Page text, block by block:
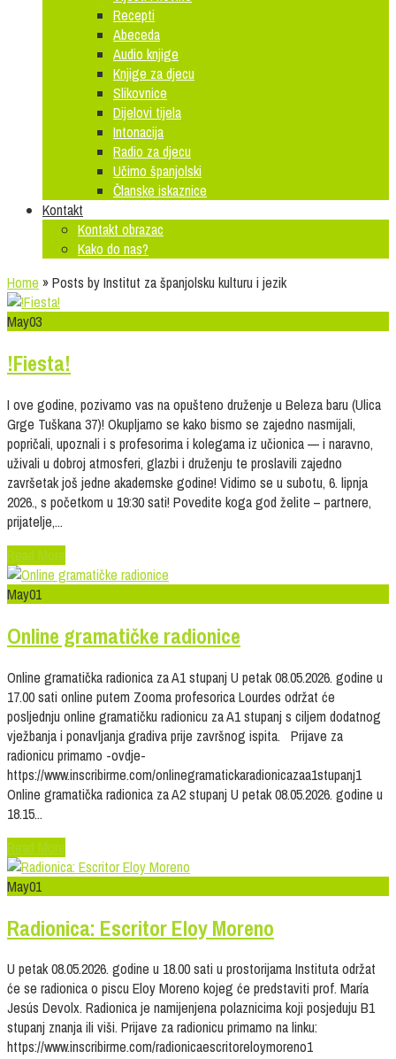
Recepti
Abeceda
Audio knjige
Knjige za djecu
Slikovnice
Dijelovi tijela
Intonacija
Radio za djecu
Učimo španjolski
Članske iskaznice
Kontakt
Kontakt obrazac
Kako do nas?
Home »Posts by Institut za španjolsku kulturu i jezik
May03
!Fiesta!
I ove godine, pozivamo vas na opušteno druženje u Beleza baru (Ulica
Grge Tuškana 37)! Okupljamo se kako bismo se zajedno nasmijali,
popričali, upoznali i s profesorima i kolegama iz učionica — i naravno,
uživali u dobroj atmosferi, glazbi i druženju te proslavili zajedno
završetak još jedne akademske godine! Vidimo se u subotu, 6. lipnja
2026., s početkom u 19:30 sati! Povedite koga god želite – partnere,
prijatelje,...
Read More
May01
Online gramatičke radionice
Online gramatička radionica za A1 stupanj U petak 08.05.2026. godine u
17.00 sati online putem Zooma profesorica Lourdes održat će
posljednju online gramatičku radionicu za A1 stupanj s ciljem dodatnog
vježbanja i ponavljanja gradiva prije završnog ispita. Prijave za
radionicu primamo -ovdje-
https://www.inscribirme.com/onlinegramatickaradionicazaa1stupanj1
Online gramatička radionica za A2 stupanj U petak 08.05.2026. godine u
18.15...
Read More
May01
Radionica: Escritor Eloy Moreno
U petak 08.05.2026. godine u 18.00 sati u prostorijama Instituta održat
će se radionica o piscu Eloy Moreno kojeg će predstaviti prof. María
Jesús Devolx. Radionica je namijenjena polaznicima koji posjeduju B1
stupanj znanja ili viši. Prijave za radionicu primamo na linku:
https://www.inscribirme.com/radionicaescritoreloymoreno1